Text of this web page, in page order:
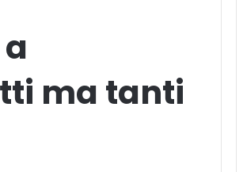
ma tanti